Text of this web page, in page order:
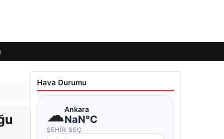
Hava Durumu
☁Ankara
NaN°C
ŞEHIR SEÇ